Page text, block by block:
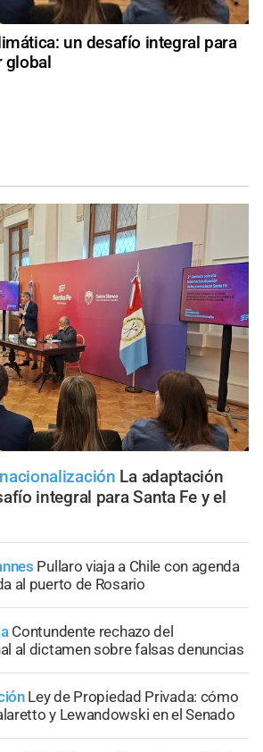
un desafío integral para
global
La adaptación
integral para Santa Fe y el
Pullaro viaja a Chile con agenda
al puerto de Rosario
Contundente rechazo del
al dictamen sobre falsas denuncias
Ley de Propiedad Privada: cómo
y Lewandowski en el Senado